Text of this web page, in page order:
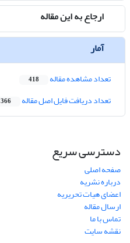
ارجاع به این مقاله
آمار
تعداد مشاهده مقاله 418
تعداد دریافت فایل اصل مقاله 366
دسترسی سریع
صفحه اصلی
درباره نشریه
اعضای هیات تحریریه
ارسال مقاله
تماس با ما
نقشه سایت